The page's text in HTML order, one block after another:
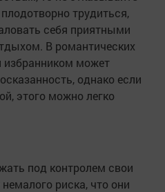
трудиться,
себя приятными
В романтических
может
однако если
этого можно легко
под контролем свои
риска, что они